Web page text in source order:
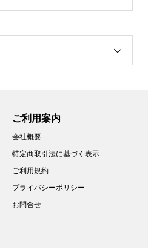
ご利用案内
会社概要
特定商取引法に基づく表示
ご利用規約
プライバシーポリシー
お問合せ